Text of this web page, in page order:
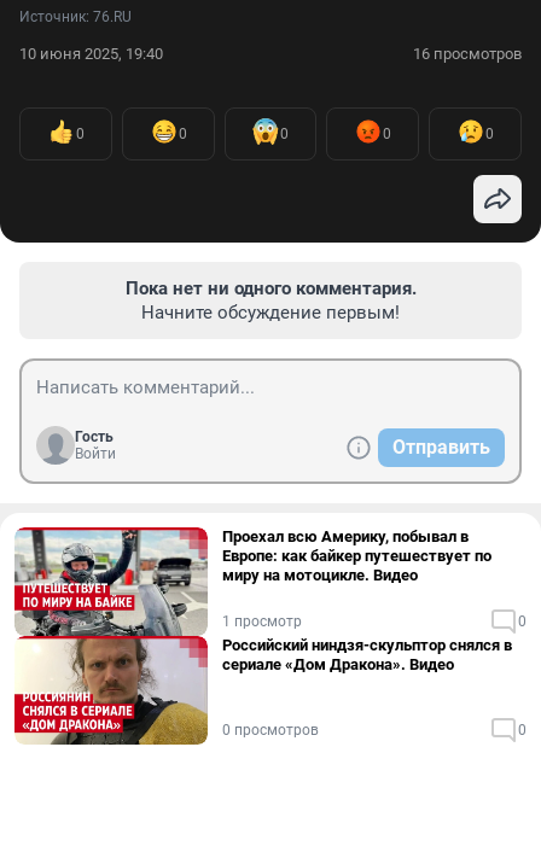
Источник: 76.RU
10 июня 2025, 19:40 16 просмотров
0 0 0 0 0
Пока нет ни одного комментария.
Начните обсуждение первым!
Гость
Войти
Отправить
Проехал всю Америку, побывал в
Европе: как байкер путешествует по
миру на мотоцикле. Видео
1 просмотр 0
Российский ниндзя-скульптор снялся в
сериале «Дом Дракона». Видео
0 просмотров 0